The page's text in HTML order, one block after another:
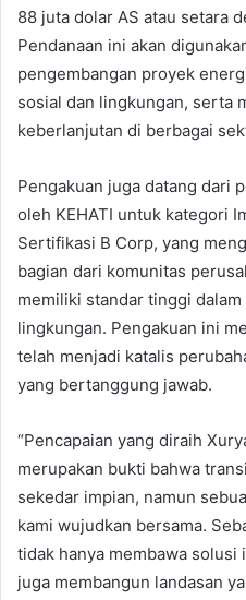
88 juta dolar AS atau setara
Pendanaan ini akan
pengembangan proyek
sosial dan lingkungan, serta
keberlanjutan di berbagai
Pengakuan juga datang dari
oleh KEHATI untuk kategori
Sertifikasi B Corp, yang
bagian dari komunitas
memiliki standar tinggi dalam
lingkungan. Pengakuan ini
telah menjadi katalis
yang bertanggung jawab.
“Pencapaian yang diraih
merupakan bukti bahwa
sekedar impian, namun
kami wujudkan bersama.
tidak hanya membawa
juga membangun landasan